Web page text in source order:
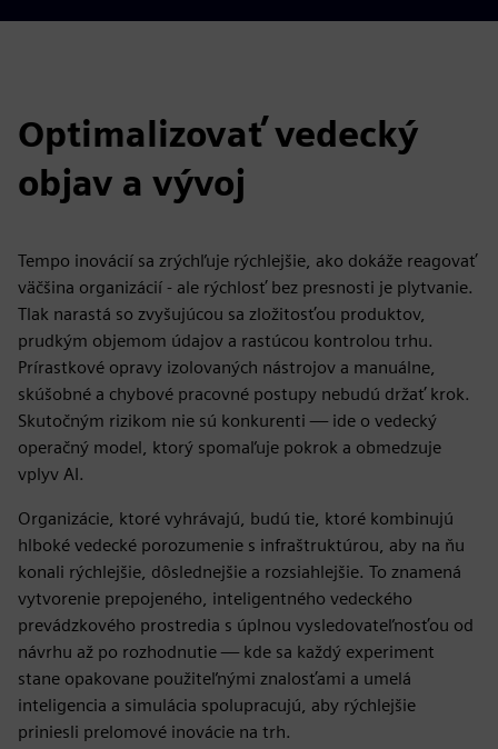
Optimalizovať vedecký
objav a vývoj
Tempo inovácií sa zrýchľuje rýchlejšie, ako dokáže reagovať
väčšina organizácií - ale rýchlosť bez presnosti je plytvanie.
Tlak narastá so zvyšujúcou sa zložitosťou produktov,
prudkým objemom údajov a rastúcou kontrolou trhu.
Prírastkové opravy izolovaných nástrojov a manuálne,
skúšobné a chybové pracovné postupy nebudú držať krok.
Skutočným rizikom nie sú konkurenti — ide o vedecký
operačný model, ktorý spomaľuje pokrok a obmedzuje
vplyv AI.
Organizácie, ktoré vyhrávajú, budú tie, ktoré kombinujú
hlboké vedecké porozumenie s infraštruktúrou, aby na ňu
konali rýchlejšie, dôslednejšie a rozsiahlejšie. To znamená
vytvorenie prepojeného, inteligentného vedeckého
prevádzkového prostredia s úplnou vysledovateľnosťou od
návrhu až po rozhodnutie — kde sa každý experiment
stane opakovane použiteľnými znalosťami a umelá
inteligencia a simulácia spolupracujú, aby rýchlejšie
priniesli prelomové inovácie na trh.